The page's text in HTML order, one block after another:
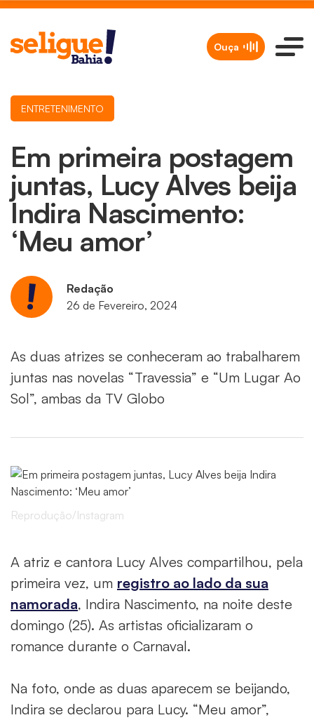
Ouça
Em primeira postagem
juntas, Lucy Alves beija
Indira Nascimento:
‘Meu amor’
ENTRETENIMENTO
Redação
26 de Fevereiro, 2024
As duas atrizes se conheceram ao trabalharem
juntas nas novelas “Travessia” e “Um Lugar Ao
Sol”, ambas da TV Globo
Reprodução/Instagram
A atriz e cantora Lucy Alves compartilhou, pela
primeira vez, um registro ao lado da sua
namorada, Indira Nascimento, na noite deste
domingo (25). As artistas oficializaram o
romance durante o Carnaval.
Na foto, onde as duas aparecem se beijando,
Indira se declarou para Lucy. “Meu amor”,